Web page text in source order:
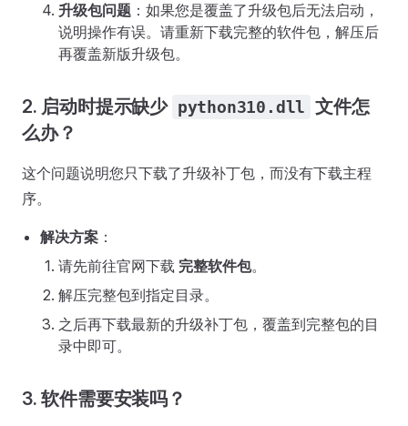
升级包问题 ：如果您是覆盖了升级包后无法启动，
说明操作有误。请重新下载完整的软件包，解压后
再覆盖新版升级包。
2. 启动时提示缺少 python310.dll 文件怎
么办？
这个问题说明您只下载了升级补丁包，而没有下载主程
序。
解决方案 ：
请先前往官网下载 完整软件包。
解压完整包到指定目录。
之后再下载最新的升级补丁包，覆盖到完整包的目
录中即可。
3. 软件需要安装吗？